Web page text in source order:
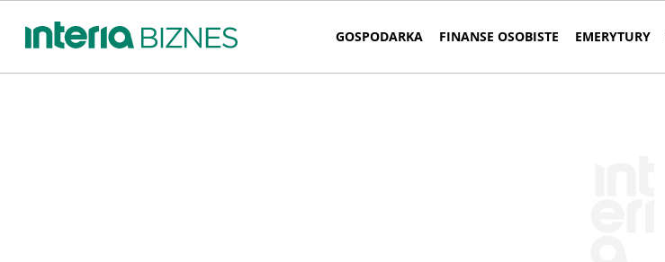
GOSPODARKA FINANSE OSOBISTE EMERYTURY